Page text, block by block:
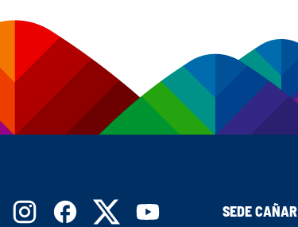
SEDE CAÑAR